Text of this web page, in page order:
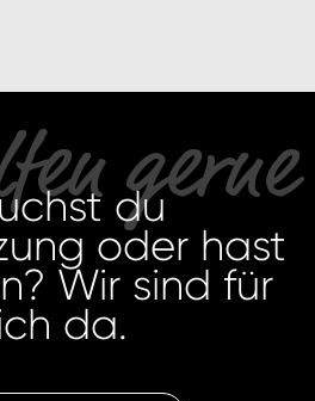
gerne
du
oder hast
Wir sind für
da.